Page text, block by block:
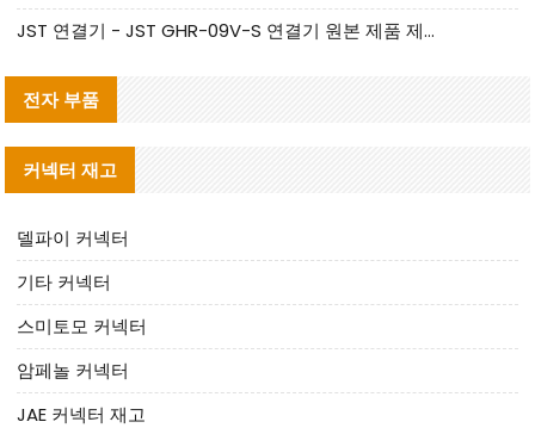
JST 연결기 - JST GHR-09V-S 연결기 원본 제품 제공 | 대체품 제공
전자 부품
커넥터 재고
델파이 커넥터
기타 커넥터
스미토모 커넥터
암페놀 커넥터
JAE 커넥터 재고